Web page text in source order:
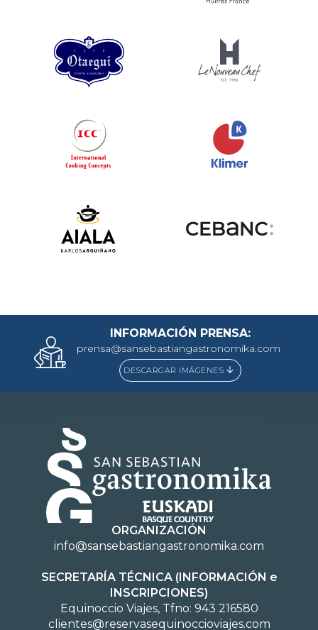
INFORMACIÓN PRENSA:
prensa@sansebastiangastronomika.com
DESCARGAR IMÁGENES
ORGANIZACIÓN
info@sansebastiangastronomika.com
SECRETARÍA TÉCNICA (INFORMACIÓN e
INSCRIPCIONES)
Equinoccio Viajes, Tfno: 943 216580
clientes@reservasequinoccioviajes.com